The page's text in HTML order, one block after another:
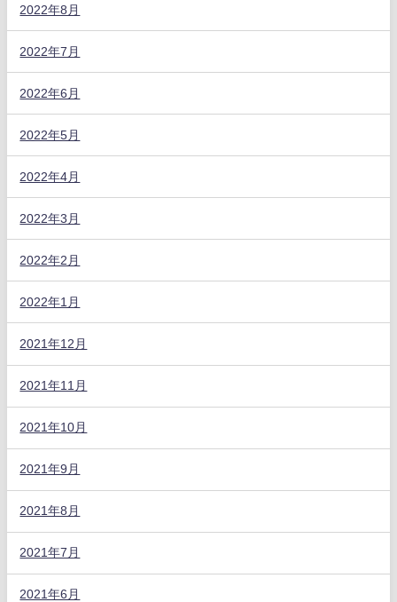
2022年8月
2022年7月
2022年6月
2022年5月
2022年4月
2022年3月
2022年2月
2022年1月
2021年12月
2021年11月
2021年10月
2021年9月
2021年8月
2021年7月
2021年6月